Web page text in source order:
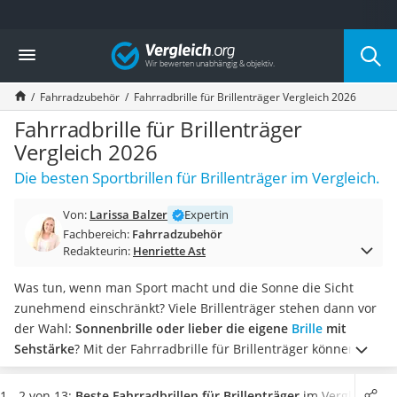
Die beliebtesten Vergleiche nach Kategorie
Freizeit & Sport
Gartentrampolin
Trampolin
Metalldetektor
Eufab-Fahrradträger
Trampolin 366 cm
Fahrradschloss
Futterboot
Air Bike
Trekkingschuhe Herren
Reisetasche mit Rollen
Klimmzugstation
Koffer
Nachtsichtgerät
Vergleich
Fahrradzubehör Fahrradbrille für Brillenträger Vergleich 2026
Fahrradbrille für Brillenträger
Vergleich 2026
Die besten Sportbrillen für Brillenträger im Vergleich.
Von: Larissa Balzer
Expertin
Fachbereich: Fahrradzubehör
Redakteurin: Henriette Ast
Was tun, wenn man Sport macht und die Sonne die Sicht
zunehmend einschränkt? Viele Brillenträger stehen dann vor
der Wahl: Sonnenbrille oder lieber die eigene Brille mit
Sehstärke? Mit der Fahrradbrille für Brillenträger können Sie
beide Vorzüge miteinander vereinen.Eine Fahrradbrille für
Brillenträger solltegenug Platz bieten, um die eigene Brille